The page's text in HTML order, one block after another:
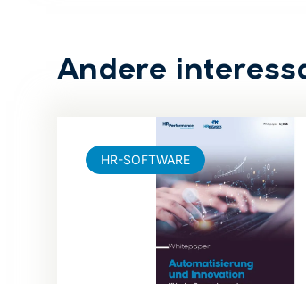
Andere
HR-SOFTWARE